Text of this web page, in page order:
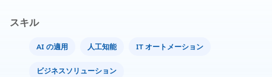
スキル
AI の適用 人工知能 IT オートメーション
ビジネスソリューション